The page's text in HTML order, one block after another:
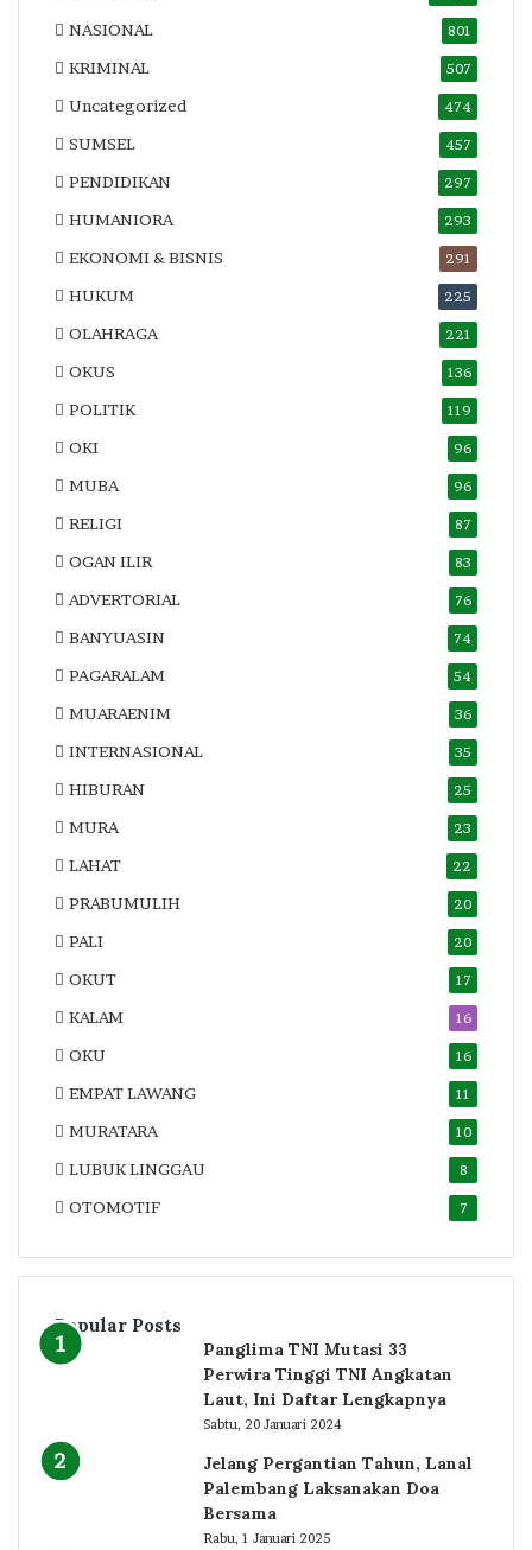
NASIONAL 801
KRIMINAL 507
Uncategorized 474
SUMSEL 457
PENDIDIKAN 297
HUMANIORA 293
EKONOMI & BISNIS 291
HUKUM 225
OLAHRAGA 221
OKUS 136
POLITIK 119
OKI 96
MUBA 96
RELIGI 87
OGAN ILIR 83
ADVERTORIAL 76
BANYUASIN 74
PAGARALAM 54
MUARAENIM 36
INTERNASIONAL 35
HIBURAN 25
MURA 23
LAHAT 22
PRABUMULIH 20
PALI 20
OKUT 17
KALAM 16
OKU 16
EMPAT LAWANG 11
MURATARA 10
LUBUK LINGGAU 8
OTOMOTIF 7
Popular Posts
Panglima TNI Mutasi 33
Perwira Tinggi TNI Angkatan
Laut, Ini Daftar Lengkapnya
Sabtu, 20 Januari 2024
Jelang Pergantian Tahun, Lanal
Palembang Laksanakan Doa
Bersama
Rabu, 1 Januari 2025